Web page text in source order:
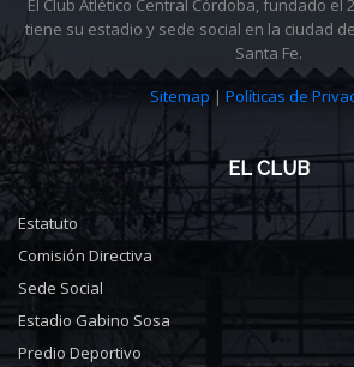
El Club Atlético Central Córdoba, fundado el
tiene su estadio y sede social en la ciudad
Santa Fe.
Sitemap | Políticas de
EL CLUB
Estatuto
Comisión Directiva
Sede Social
Estadio Gabino Sosa
Predio Deportivo